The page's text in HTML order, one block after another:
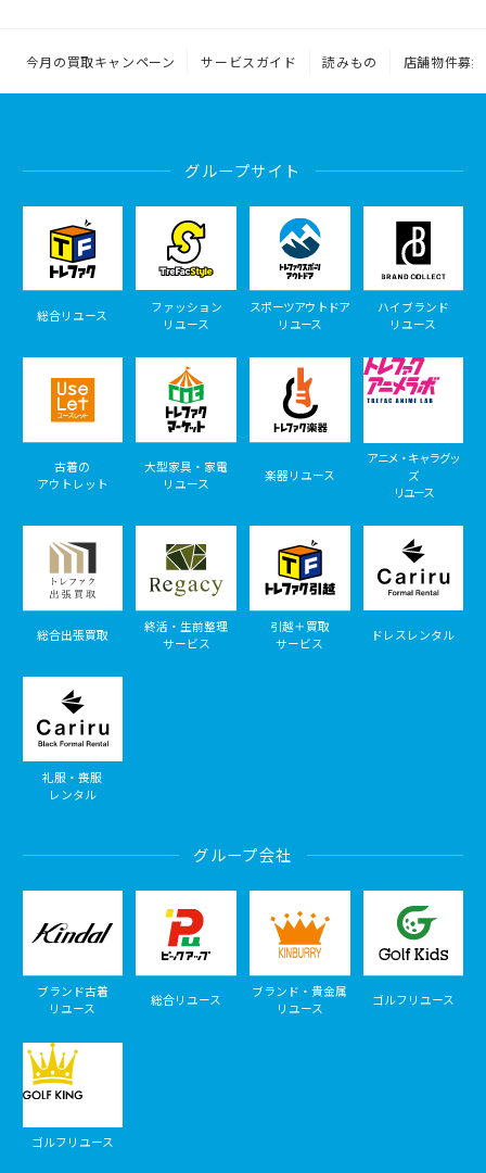
今月の買取キャンペーン サービスガイド 読みもの 店舗物件募集
グループサイト
総合リユース
ファッション
リユース
スポーツアウトドア
リユース
ハイブランド
リユース
古着の
アウトレット
大型家具・家電
リユース
楽器リユース
アニメ・キャラグッ
ズ
リユース
総合出張買取
終活・生前整理
サービス
引越＋買取
サービス
ドレスレンタル
礼服・喪服
レンタル
グループ会社
ブランド古着
リユース
総合リユース
ブランド・貴金属
リユース
ゴルフリユース
ゴルフリユース